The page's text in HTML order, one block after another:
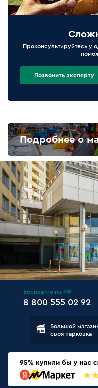
Проконсультируйтесь у
Позвонить эксперту
Подробнее о
Бесплатно по РФ
8 800 555 02 92
Большой
своя парковка